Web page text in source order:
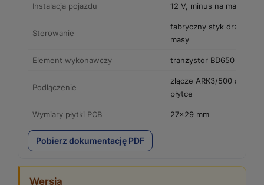
Instalacja pojazdu 12 V, minus na masie
Sterowanie
fabryczny styk drzwiowy
masy
Element wykonawczy tranzystor BD650 lub
Podłączenie
złącze ARK3/500 albo
płytce
Wymiary płytki PCB 27×29 mm
Pobierz dokumentację PDF
Wersja